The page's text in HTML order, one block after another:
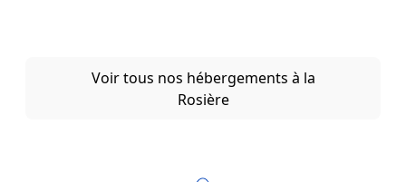
Voir tous nos hébergements à la
Rosière